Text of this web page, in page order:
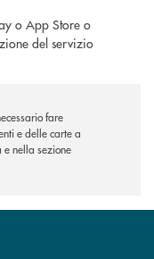
o App Store o
del servizio
fare
e delle carte a
e nella sezione